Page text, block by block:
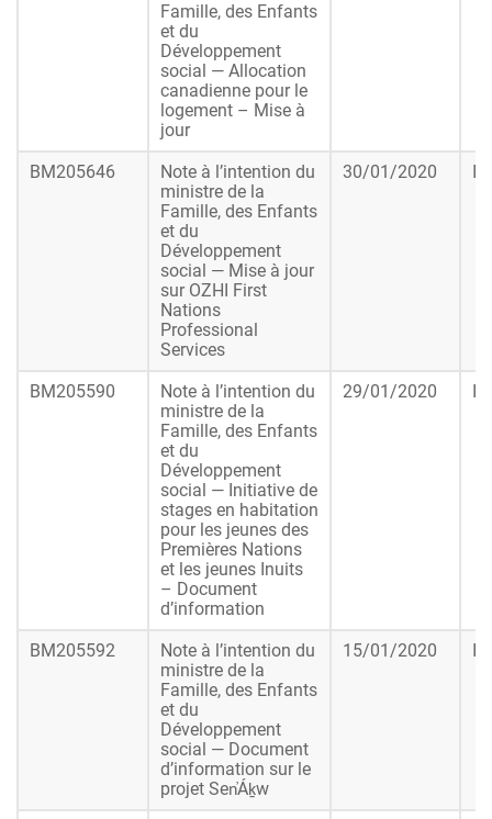
Famille, des Enfants
et du
Développement
social — Allocation
canadienne pour le
logement – Mise à
jour
BM205646
Note à l’intention du
ministre de la
Famille, des Enfants
et du
Développement
social — Mise à jour
sur OZHI First
Nations
Professional
Services
30/01/2020
BM205590
Note à l’intention du
ministre de la
Famille, des Enfants
et du
Développement
social — Initiative de
stages en habitation
pour les jeunes des
Premières Nations
et les jeunes Inuits
– Document
d’information
29/01/2020
BM205592
Note à l’intention du
ministre de la
Famille, des Enfants
et du
Développement
social — Document
d’information sur le
projet Sen̓Áḵw
15/01/2020